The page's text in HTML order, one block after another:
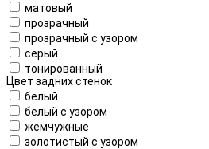
матовый
прозрачный
прозрачный с узором
серый
тонированный
Цвет задних стенок
белый
белый с узором
жемчужные
золотистый с узором